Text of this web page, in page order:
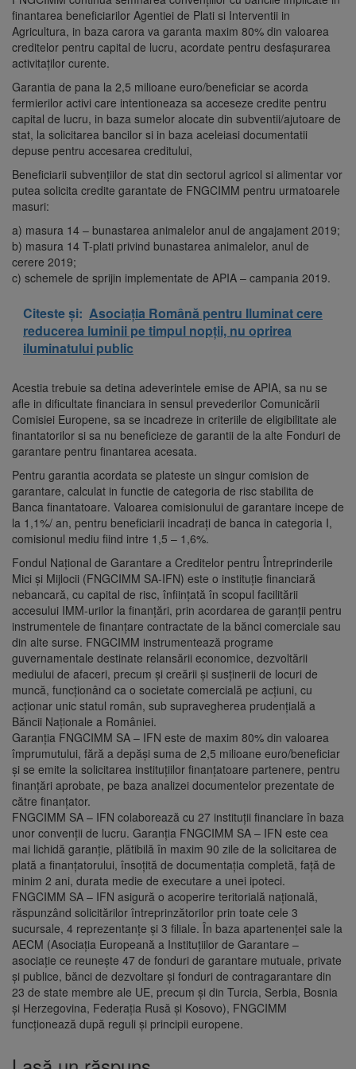
finantarea beneficiarilor Agentiei de Plati si Interventii in
Agricultura, in baza carora va garanta maxim 80% din valoarea
creditelor pentru capital de lucru, acordate pentru desfașurarea
activitaților curente.
Garantia de pana la 2,5 milioane euro/beneficiar se acorda
fermierilor activi care intentioneaza sa acceseze credite pentru
capital de lucru, in baza sumelor alocate din subventii/ajutoare de
stat, la solicitarea bancilor si in baza aceleiasi documentatii
depuse pentru accesarea creditului,
Beneficiarii subvențiilor de stat din sectorul agricol si alimentar vor
putea solicita credite garantate de FNGCIMM pentru urmatoarele
masuri:
a) masura 14 – bunastarea animalelor anul de angajament 2019;
b) masura 14 T-plati privind bunastarea animalelor, anul de
cerere 2019;
c) schemele de sprijin implementate de APIA – campania 2019.
Citeste și: Asociația Română pentru Iluminat cere
reducerea luminii pe timpul nopții, nu oprirea
iluminatului public
Acestia trebuie sa detina adeverintele emise de APIA, sa nu se
afle in dificultate financiara in sensul prevederilor Comunicării
Comisiei Europene, sa se incadreze in criteriile de eligibilitate ale
finantatorilor si sa nu beneficieze de garantii de la alte Fonduri de
garantare pentru finantarea acesata.
Pentru garantia acordata se plateste un singur comision de
garantare, calculat in functie de categoria de risc stabilita de
Banca finantatoare. Valoarea comisionului de garantare incepe de
la 1,1%/ an, pentru beneficiarii incadrați de banca in categoria I,
comisionul mediu fiind intre 1,5 – 1,6%.
Fondul Naţional de Garantare a Creditelor pentru Întreprinderile
Mici şi Mijlocii (FNGCIMM SA-IFN) este o instituţie financiară
nebancară, cu capital de risc, înfiinţată în scopul facilitării
accesului IMM-urilor la finanţări, prin acordarea de garanţii pentru
instrumentele de finanţare contractate de la bănci comerciale sau
din alte surse. FNGCIMM instrumentează programe
guvernamentale destinate relansării economice, dezvoltării
mediului de afaceri, precum şi creării și susținerii de locuri de
muncă, funcţionând ca o societate comercială pe acţiuni, cu
acţionar unic statul român, sub supravegherea prudenţială a
Băncii Naţionale a României.
Garanţia FNGCIMM SA – IFN este de maxim 80% din valoarea
împrumutului, fără a depăși suma de 2,5 milioane euro/beneficiar
şi se emite la solicitarea instituţiilor finanţatoare partenere, pentru
finanţări aprobate, pe baza analizei documentelor prezentate de
către finanţator.
FNGCIMM SA – IFN colaborează cu 27 instituţii financiare în baza
unor convenţii de lucru. Garanția FNGCIMM SA – IFN este cea
mai lichidă garanție, plătibilă în maxim 90 zile de la solicitarea de
plată a finanţatorului, însoţită de documentaţia completă, față de
minim 2 ani, durata medie de executare a unei ipoteci.
FNGCIMM SA – IFN asigură o acoperire teritorială națională,
răspunzând solicitărilor întreprinzătorilor prin toate cele 3
sucursale, 4 reprezentanțe și 3 filiale. În baza apartenenței sale la
AECM (Asociația Europeană a Instituțiilor de Garantare –
asociație ce reunește 47 de fonduri de garantare mutuale, private
și publice, bănci de dezvoltare și fonduri de contragarantare din
23 de state membre ale UE, precum și din Turcia, Serbia, Bosnia
și Herzegovina, Federația Rusă și Kosovo), FNGCIMM
funcționează după reguli şi principii europene.